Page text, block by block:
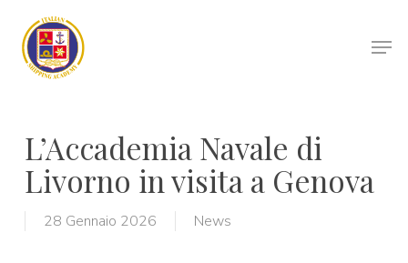
main
content
L’Accademia Navale di
Livorno in visita a Genova
28 Gennaio 2026 News
Close